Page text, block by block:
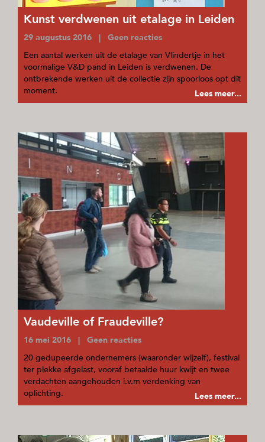
Kunst verdwenen uit etalage in Leiden
29 augustus 2016 | Geen reacties
Een aantal werken uit de etalage van Vlindertje in het
voormalige V&D pand in Leiden is verdwenen. De
ontbrekende werken uit de collectie zijn spoorloos opt dit
moment.
Lees meer...
Vaudeville of Fraudeville?
16 mei 2016 | Geen reacties
20 gedupeerde ondernemers (waaronder wijzelf), festival
ter plekke afgelast, vooraf betaalde huur kwijt en twee
verdachten aangehouden i.v.m verdenking van
oplichting.
Lees meer...